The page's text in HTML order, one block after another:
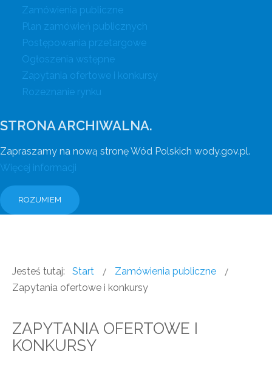
Zamówienia publiczne
Plan zamówień publicznych
Postępowania przetargowe
Ogłoszenia wstępne
Zapytania ofertowe i konkursy
Rozeznanie rynku
STRONA ARCHIWALNA.
Zapraszamy na nową stronę Wód Polskich wody.gov.pl.
Więcej informacji
ROZUMIEM
Jesteś tutaj: Start
Zamówienia publiczne
Zapytania ofertowe i konkursy
ZAPYTANIA OFERTOWE I
KONKURSY